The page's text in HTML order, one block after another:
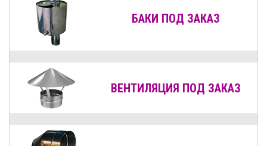
БАКИ ПОД ЗАКАЗ
ВЕНТИЛЯЦИЯ ПОД ЗАКАЗ